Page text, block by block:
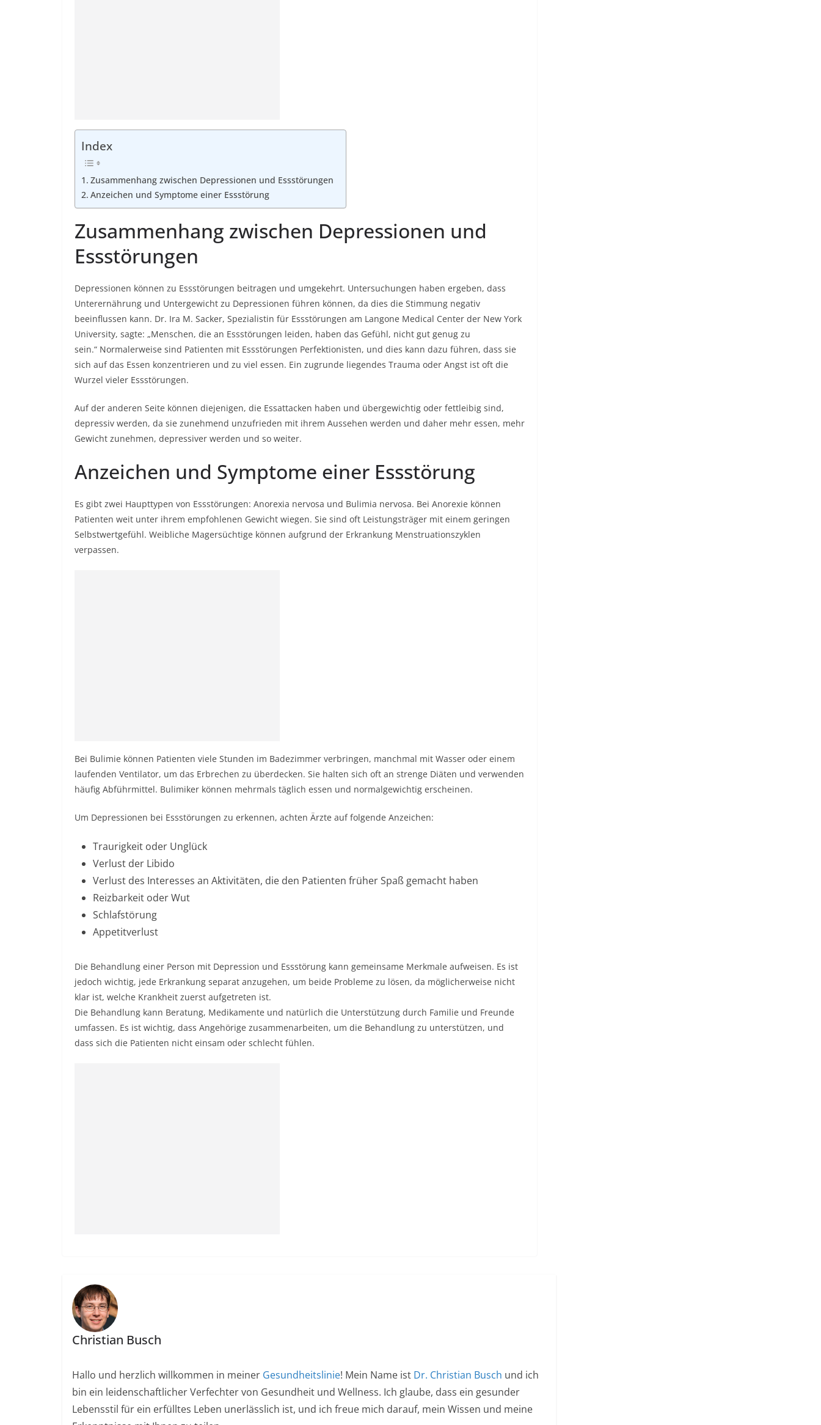
Index
Zusammenhang zwischen Depressionen und Essstörungen
Anzeichen und Symptome einer Essstörung
Zusammenhang zwischen Depressionen und
Essstörungen
Depressionen können zu Essstörungen beitragen und umgekehrt. Untersuchungen haben ergeben, dass
Unterernährung und Untergewicht zu Depressionen führen können, da dies die Stimmung negativ
beeinflussen kann. Dr. Ira M. Sacker, Spezialistin für Essstörungen am Langone Medical Center der New York
University, sagte: „Menschen, die an Essstörungen leiden, haben das Gefühl, nicht gut genug zu
sein.“ Normalerweise sind Patienten mit Essstörungen Perfektionisten, und dies kann dazu führen, dass sie
sich auf das Essen konzentrieren und zu viel essen. Ein zugrunde liegendes Trauma oder Angst ist oft die
Wurzel vieler Essstörungen.
Auf der anderen Seite können diejenigen, die Essattacken haben und übergewichtig oder fettleibig sind,
depressiv werden, da sie zunehmend unzufrieden mit ihrem Aussehen werden und daher mehr essen, mehr
Gewicht zunehmen, depressiver werden und so weiter.
Anzeichen und Symptome einer Essstörung
Es gibt zwei Haupttypen von Essstörungen: Anorexia nervosa und Bulimia nervosa. Bei Anorexie können
Patienten weit unter ihrem empfohlenen Gewicht wiegen. Sie sind oft Leistungsträger mit einem geringen
Selbstwertgefühl. Weibliche Magersüchtige können aufgrund der Erkrankung Menstruationszyklen
verpassen.
Bei Bulimie können Patienten viele Stunden im Badezimmer verbringen, manchmal mit Wasser oder einem
laufenden Ventilator, um das Erbrechen zu überdecken. Sie halten sich oft an strenge Diäten und verwenden
häufig Abführmittel. Bulimiker können mehrmals täglich essen und normalgewichtig erscheinen.
Um Depressionen bei Essstörungen zu erkennen, achten Ärzte auf folgende Anzeichen:
Traurigkeit oder Unglück
Verlust der Libido
Verlust des Interesses an Aktivitäten, die den Patienten früher Spaß gemacht haben
Reizbarkeit oder Wut
Schlafstörung
Appetitverlust
Die Behandlung einer Person mit Depression und Essstörung kann gemeinsame Merkmale aufweisen. Es ist
jedoch wichtig, jede Erkrankung separat anzugehen, um beide Probleme zu lösen, da möglicherweise nicht
klar ist, welche Krankheit zuerst aufgetreten ist.
Die Behandlung kann Beratung, Medikamente und natürlich die Unterstützung durch Familie und Freunde
umfassen. Es ist wichtig, dass Angehörige zusammenarbeiten, um die Behandlung zu unterstützen, und
dass sich die Patienten nicht einsam oder schlecht fühlen.
Christian Busch
Hallo und herzlich willkommen in meinerGesundheitslinie! Mein Name ist Dr. Christian Busch und ich
bin ein leidenschaftlicher Verfechter von Gesundheit und Wellness. Ich glaube, dass ein gesunder
Lebensstil für ein erfülltes Leben unerlässlich ist, und ich freue mich darauf, mein Wissen und meine